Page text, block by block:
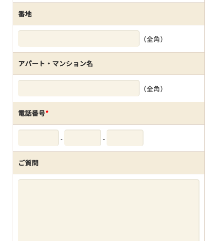
番地
（全角）
アパート・マンション名
（全角）
電話番号*
- -
ご質問